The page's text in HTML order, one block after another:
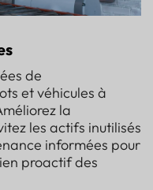
de
et véhicules à
la
les actifs inutilisés
informées pour
proactif des